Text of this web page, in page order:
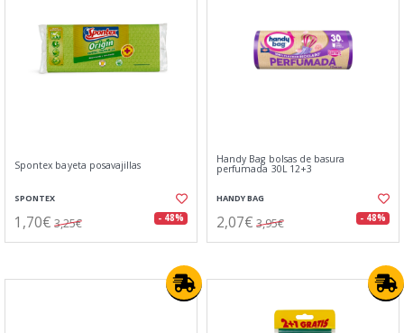
Spontex bayeta posavajillas
SPONTEX
1,70€ 3,25€ - 48%
Handy Bag bolsas de basura
perfumada 30L 12+3
HANDY BAG
2,07€ 3,95€ - 48%